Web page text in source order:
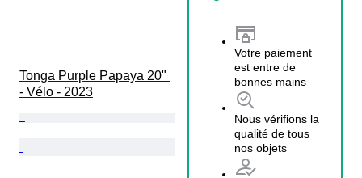
Votre paiement
est entre de
bonnes mains
Nous vérifions la
qualité de tous
nos objets
Tonga Purple Papaya 20"
- Vélo - 2023